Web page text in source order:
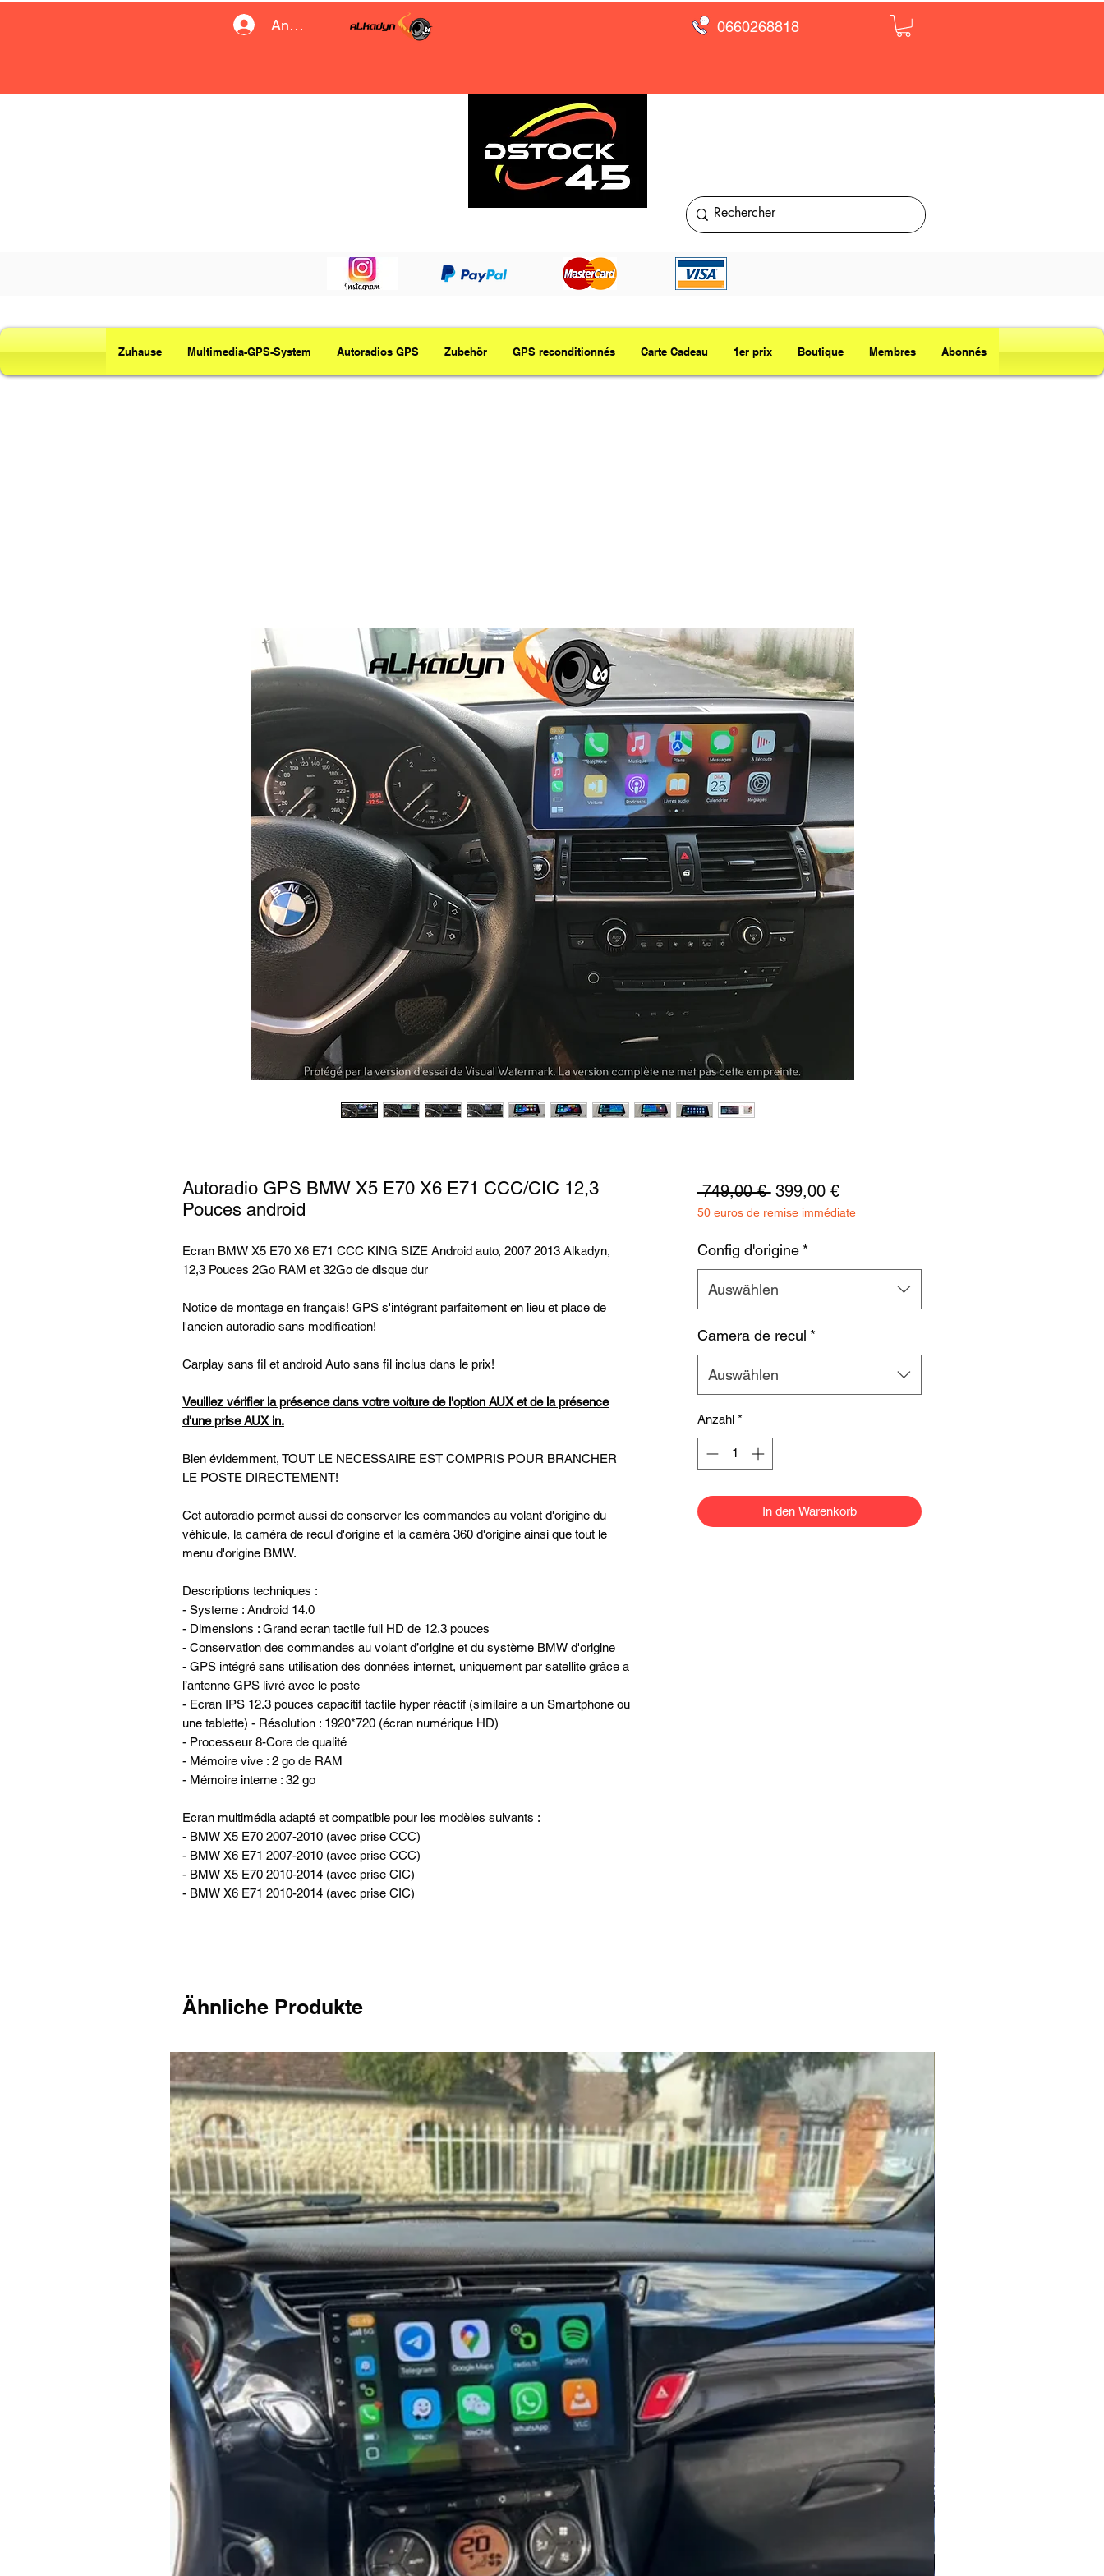
Anmelden 0660268818
Zuhause Multimedia-GPS-System Autoradios GPS Zubehör GPS reconditionnés Carte Cadeau 1er prix Boutique Membres Abonnés
Autoradio GPS BMW X5 E70 X6 E71 CCC/CIC 12,3
Pouces android
Ecran BMW X5 E70 X6 E71 CCC KING SIZE Android auto, 2007 2013 Alkadyn,
12,3 Pouces 2Go RAM et 32Go de disque dur
Notice de montage en français! GPS s'intégrant parfaitement en lieu et place de
l'ancien autoradio sans modification!
Carplay sans fil et android Auto sans fil inclus dans le prix!
Veuillez vérifier la présence dans votre voiture de l'option AUX et de la présence
d'une prise AUX in.
Bien évidemment, TOUT LE NECESSAIRE EST COMPRIS POUR BRANCHER
LE POSTE DIRECTEMENT!
Cet autoradio permet aussi de conserver les commandes au volant d'origine du
véhicule, la caméra de recul d'origine et la caméra 360 d'origine ainsi que tout le
menu d'origine BMW.
Descriptions techniques :
- Systeme : Android 14.0
- Dimensions : Grand ecran tactile full HD de 12.3 pouces
- Conservation des commandes au volant d’origine et du système BMW d'origine
- GPS intégré sans utilisation des données internet, uniquement par satellite grâce a
l’antenne GPS livré avec le poste
- Ecran IPS 12.3 pouces capacitif tactile hyper réactif (similaire a un Smartphone ou
une tablette) - Résolution : 1920*720 (écran numérique HD)
- Processeur 8-Core de qualité
- Mémoire vive : 2 go de RAM
- Mémoire interne : 32 go
Ecran multimédia adapté et compatible pour les modèles suivants :
- BMW X5 E70 2007-2010 (avec prise CCC)
- BMW X6 E71 2007-2010 (avec prise CCC)
- BMW X5 E70 2010-2014 (avec prise CIC)
- BMW X6 E71 2010-2014 (avec prise CIC)
749,00 € Standardpreis
399,00 €Sale-
Preis
50 euros de remise immédiate
Config d'origine *
Auswählen
Camera de recul *
Auswählen
Anzahl *
In den Warenkorb
Ähnliche Produkte